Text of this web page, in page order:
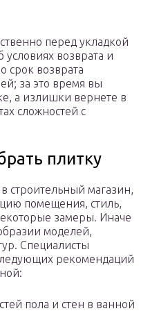
перед укладкой
условиях возврата и
срок возврата
за это время вы
а излишки вернете в
сложностей с
плитку
строительный магазин,
помещения, стиль,
замеры. Иначе
моделей,
Специалисты
рекомендаций
пола и стен в ванной